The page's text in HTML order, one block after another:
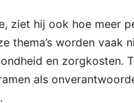
ziet hij ook hoe meer
thema’s worden vaak
en zorgkosten.
als